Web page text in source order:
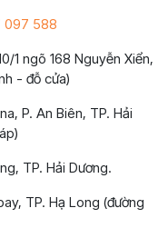
097 588
1 ngõ 168 Nguyễn Xiển,
- đỗ cửa)
P. An Biên, TP. Hải
TP. Hải Dương.
TP. Hạ Long (đường